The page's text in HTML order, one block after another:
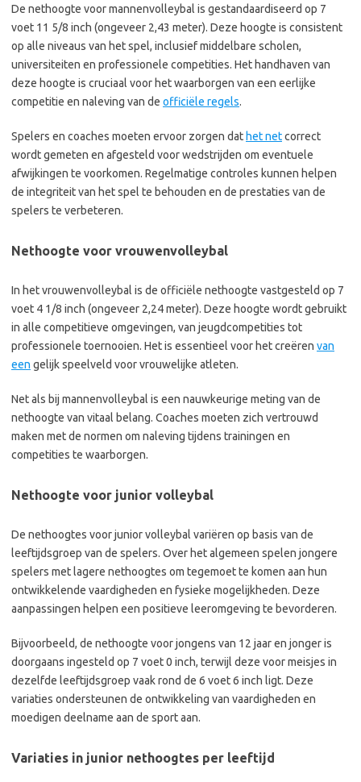
De nethoogte voor mannenvolleybal is gestandaardiseerd op 7
voet 11 5/8 inch (ongeveer 2,43 meter). Deze hoogte is consistent
op alle niveaus van het spel, inclusief middelbare scholen,
universiteiten en professionele competities. Het handhaven van
deze hoogte is cruciaal voor het waarborgen van een eerlijke
competitie en naleving van de officiële regels.
Spelers en coaches moeten ervoor zorgen dat het netcorrect
wordt gemeten en afgesteld voor wedstrijden om eventuele
afwijkingen te voorkomen. Regelmatige controles kunnen helpen
de integriteit van het spel te behouden en de prestaties van de
spelers te verbeteren.
Nethoogte voor vrouwenvolleybal
In het vrouwenvolleybal is de officiële nethoogte vastgesteld op 7
voet 4 1/8 inch (ongeveer 2,24 meter). Deze hoogte wordt gebruikt
in alle competitieve omgevingen, van jeugdcompetities tot
professionele toernooien. Het is essentieel voor het creëren van
een gelijk speelveld voor vrouwelijke atleten.
Net als bij mannenvolleybal is een nauwkeurige meting van de
nethoogte van vitaal belang. Coaches moeten zich vertrouwd
maken met de normen om naleving tijdens trainingen en
competities te waarborgen.
Nethoogte voor junior volleybal
De nethoogtes voor junior volleybal variëren op basis van de
leeftijdsgroep van de spelers. Over het algemeen spelen jongere
spelers met lagere nethoogtes om tegemoet te komen aan hun
ontwikkelende vaardigheden en fysieke mogelijkheden. Deze
aanpassingen helpen een positieve leeromgeving te bevorderen.
Bijvoorbeeld, de nethoogte voor jongens van 12 jaar en jonger is
doorgaans ingesteld op 7 voet 0 inch, terwijl deze voor meisjes in
dezelfde leeftijdsgroep vaak rond de 6 voet 6 inch ligt. Deze
variaties ondersteunen de ontwikkeling van vaardigheden en
moedigen deelname aan de sport aan.
Variaties in junior nethoogtes per leeftijd